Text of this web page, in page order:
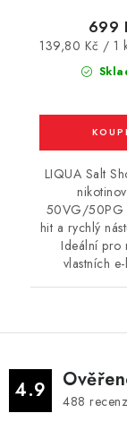
/
699
Měrná
139,80 Kč / 1
LIQUA Salt
50VG/50PG
hit a rychlý
Ideální pro
vlastních
4.9 488